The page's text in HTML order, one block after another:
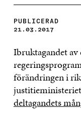
PUBLICERAD
21.03.2017
Ibruktagandet av
förändringen i
deltagandets